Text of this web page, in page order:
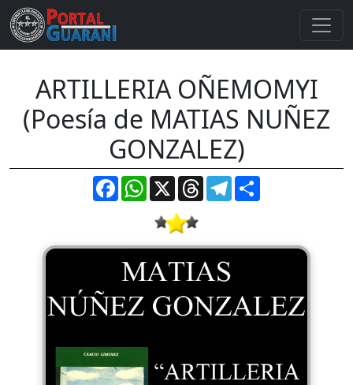
ARTILLERIA OÑEMOMYI
(Poesía de MATIAS NUÑEZ
GONZALEZ)
FacebookWhatsApp
X ThreadsTelegram